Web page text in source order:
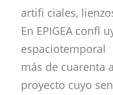
artifi ciales,
En EPIGEA confl
espaciotemporal
más de cuarenta
proyecto cuyo